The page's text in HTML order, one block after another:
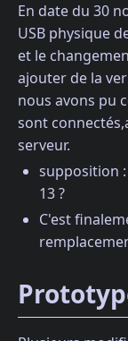
En date du 30
USB physique
et le
ajouter de la
nous avons pu
sont
serveur.
supposition :
13 ?
C'est